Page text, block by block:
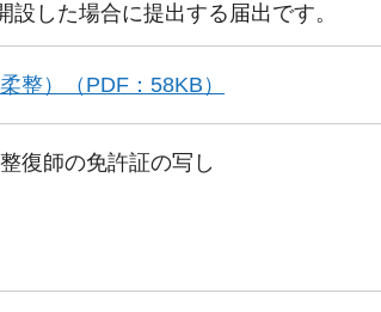
した場合に提出する届出です。
整）（PDF：58KB）
復師の免許証の写し